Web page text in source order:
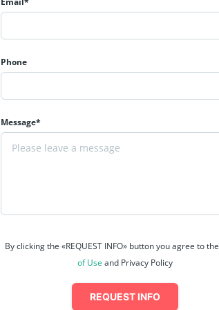
Phone
Message*
By clicking the «REQUEST INFO» button you agree to the
of Use and Privacy Policy
REQUEST INFO